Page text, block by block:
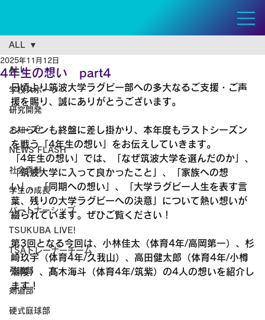
ALL
学校スポーツ
研究開発
お知らせ
NEWS FLASH
社会貢献
学生の成長
パートナーシップ
TSUKUBA LIVE!
TSAトレーナーチーム
弓道部
剣道部
硬式庭球部
ALL
4年生の想い part4
2025年11月12日
日頃より筑波大学ラグビー部への多大なるご支援・ご声
援を賜り、誠にありがとうございます。
シーズンも終盤に差し掛かり、本年度もラストシーズン
を戦う「4年生の想い」をお伝えしていきます。
「4年生の想い」では、「なぜ筑波大学を選んだのか」、
「筑波大学に入って良かったこと」、「家族への想
い」、「同期への想い」、「大学ラグビー人生を表す言
葉、残りの大学ラグビーへの決意」について熱い想いが
綴られています。ぜひご覧ください！
第3回となる今回は、小林佳太（体育4年/高岡第一）、 杉
崎玖宇 （体育4年/久我山）、高田健太郎（体育4年/小樽
潮陵）、 髙木海斗（体育4年/筑紫）の4人の想いを紹介し
ます！